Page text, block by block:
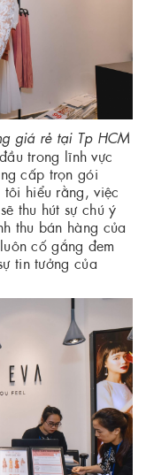
giá rẻ tại Tp HCM
trong lĩnh vực
cấp trọn gói
tôi hiểu rằng, việc
thu hút sự chú ý
thu bán hàng của
luôn cố gắng đem
tin tưởng của